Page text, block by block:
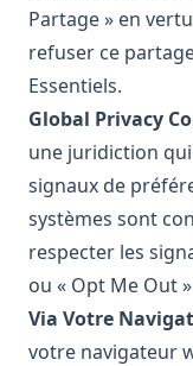
Partage » en
refuser ce
Essentiels.
Global Privacy
une juridiction
signaux de
systèmes sont
respecter les
ou « Opt Me Out
Via Votre
votre navigateur